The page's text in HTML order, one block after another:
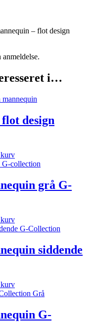
– flot design
i…
design
grå G-
siddende
G-